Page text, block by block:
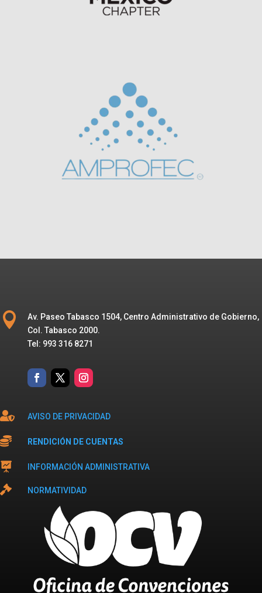

Av. Paseo Tabasco 1504, Centro Administrativo de Gobierno,
Col. Tabasco 2000.
Tel: 993 316 8271
 AVISO DE PRIVACIDAD
 RENDICIÓN DE CUENTAS
 INFORMACIÓN ADMINISTRATIVA
 NORMATIVIDAD